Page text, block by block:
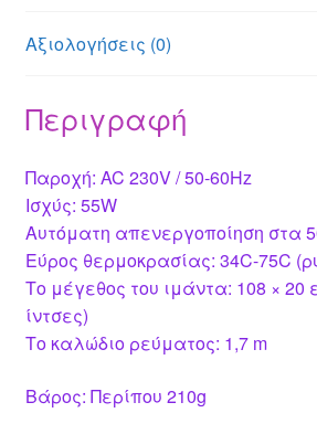
Αξιολογήσεις (0)
Περιγραφή
Παροχή: AC 230V / 50-60Hz
Ισχύς: 55W
Αυτόματη απενεργοποίηση στα
Εύρος θερμοκρασίας: 34C-75C
Το μέγεθος του ιμάντα: 108 × 20
ίντσες)
Το καλώδιο ρεύματος: 1,7 m
Βάρος: Περίπου 210g